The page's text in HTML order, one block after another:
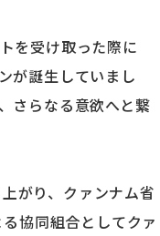
を受け取った際に
が誕生していまし
さらなる意欲へと繋
がり、クァンナム省
協同組合としてクァ